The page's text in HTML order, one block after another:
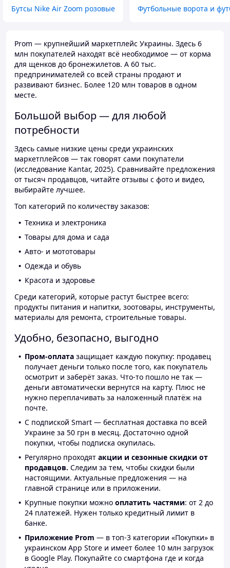
Бутсы Nike Air Zoom розовые Футбольные ворота и
Prom — крупнейший маркетплейс Украины. Здесь 6
млн покупателей находят всё необходимое — от корма
для щенков до бронежилетов. А 60 тыс.
предпринимателей со всей страны продают и
развивают бизнес. Более 120 млн товаров в одном
месте.
Большой выбор — для любой
потребности
Здесь самые низкие цены среди украинских
маркетплейсов — так говорят сами покупатели
(исследование Kantar, 2025). Сравнивайте предложения
от тысяч продавцов, читайте отзывы с фото и видео,
выбирайте лучшее.
Топ категорий по количеству заказов:
Техника и электроника
Товары для дома и сада
Авто- и мототовары
Одежда и обувь
Красота и здоровье
Среди категорий, которые растут быстрее всего:
продукты питания и напитки, зоотовары, инструменты,
материалы для ремонта, строительные товары.
Удобно, безопасно, выгодно
Пром-оплата защищает каждую покупку: продавец
получает деньги только после того, как покупатель
осмотрит и заберёт заказ. Что-то пошло не так —
деньги автоматически вернутся на карту. Плюс не
нужно переплачивать за наложенный платёж на
почте.
С подпиской Smart — бесплатная доставка по всей
Украине за 50 грн в месяц. Достаточно одной
покупки, чтобы подписка окупилась.
Регулярно проходят акции и сезонные скидки от
продавцов. Следим за тем, чтобы скидки были
настоящими. Актуальные предложения — на
главной странице или в приложении.
Крупные покупки можно оплатить частями: от 2 до
24 платежей. Нужен только кредитный лимит в
банке.
Приложение Prom — в топ-3 категории «Покупки» в
украинском App Store и имеет более 10 млн загрузок
в Google Play. Покупайте со смартфона где и когда